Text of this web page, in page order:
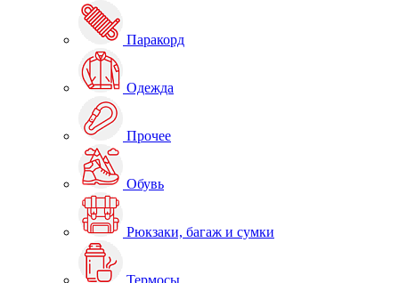
Паракорд
Одежда
Прочее
Обувь
Рюкзаки, багаж и сумки
Термосы